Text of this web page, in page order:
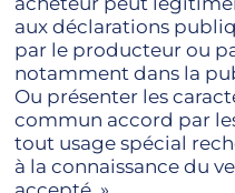
aux déclarations
par le producteur ou
notamment dans la
Ou présenter les
commun accord par
tout usage spécial
à la connaissance du